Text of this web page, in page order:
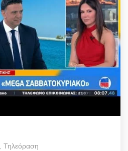
Τηλεόραση